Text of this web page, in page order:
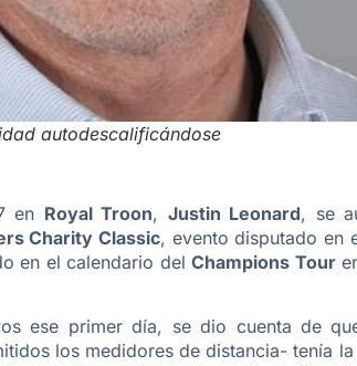
autodescalificándose
en Royal Troon, Justin Leonard, se
Charity Classic, evento disputado en
en el calendario delChampions Tour
ese primer día, se dio cuenta de
los medidores de distancia- tenía